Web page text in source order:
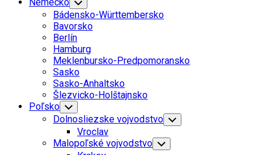
Toggle
Child
Menu
Bádensko-Württembersko
Bavorsko
Berlín
Hamburg
Meklenbursko-Predpomoransko
Sasko
Sasko-Anhaltsko
Šlezvicko-Holštajnsko
Poľsko Toggle
Child
Menu
Dolnosliezske vojvodstvo Toggle
Child
Menu
Vroclav
Malopoľské vojvodstvo Toggle
Child